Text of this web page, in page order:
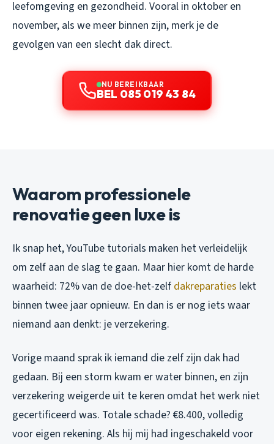
leefomgeving en gezondheid. Vooral in oktober en
november, als we meer binnen zijn, merk je de
gevolgen van een slecht dak direct.
NU BEREIKBAAR
BEL 085 019 43 84
Waarom professionele
renovatie geen luxe is
Ik snap het, YouTube tutorials maken het verleidelijk
om zelf aan de slag te gaan. Maar hier komt de harde
waarheid: 72% van de doe-het-zelf dakreparaties lekt
binnen twee jaar opnieuw. En dan is er nog iets waar
niemand aan denkt: je verzekering.
Vorige maand sprak ik iemand die zelf zijn dak had
gedaan. Bij een storm kwam er water binnen, en zijn
verzekering weigerde uit te keren omdat het werk niet
gecertificeerd was. Totale schade? €8.400, volledig
voor eigen rekening. Als hij mij had ingeschakeld voor